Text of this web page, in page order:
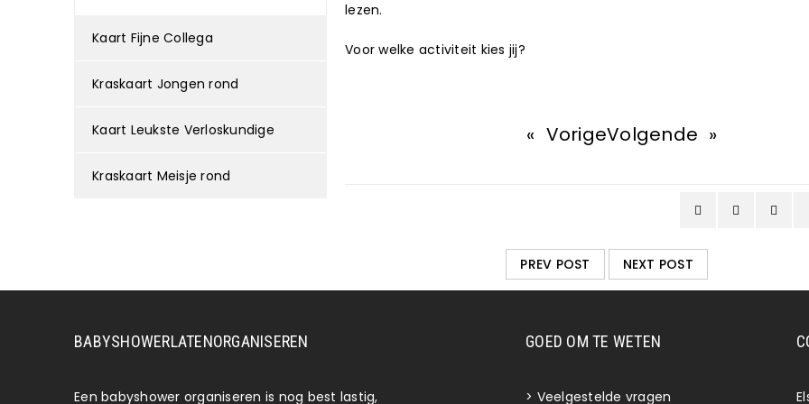
Kaart Fijne Collega
Kraskaart Jongen rond
Kaart Leukste Verloskundige
Kraskaart Meisje rond
lezen.
Voor welke activiteit kies jij?
« VorigeVolgende »
PREV POST NEXT POST
BABYSHOWERLATENORGANISEREN
Een babyshower organiseren is nog best lastig,
GOED OM TE WETEN
> Veelgestelde vragen